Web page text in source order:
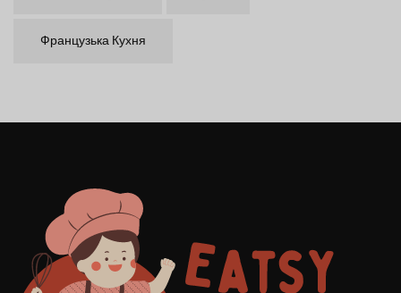
Французька Кухня